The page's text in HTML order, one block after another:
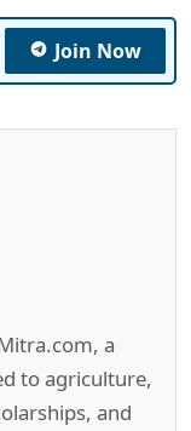
Join Now
a
to agriculture,
and